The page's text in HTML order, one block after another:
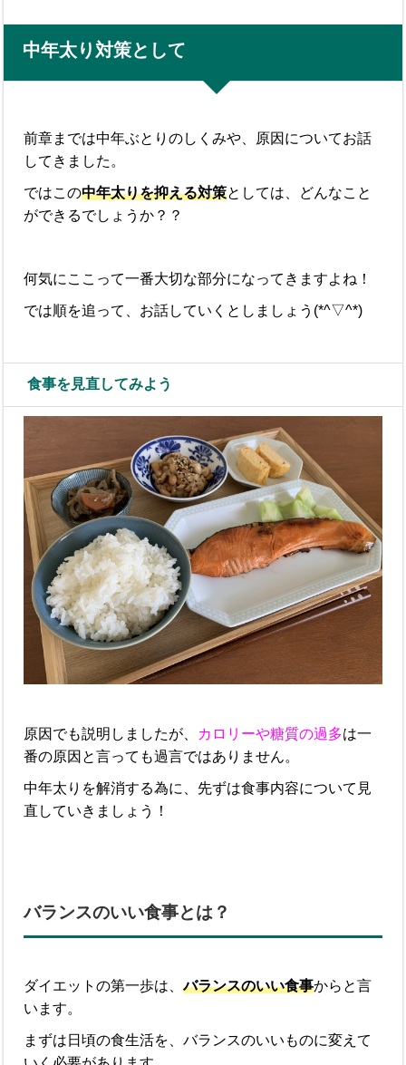
中年太り対策として
前章までは中年ぶとりのしくみや、原因についてお話
してきました。
ではこの中年太りを抑える対策としては、どんなこと
ができるでしょうか？？
何気にここって一番大切な部分になってきますよね！
では順を追って、お話していくとしましょう(*^▽^*)
食事を見直してみよう
原因でも説明しましたが、 カロリーや糖質の過多は一
番の原因と言っても過言ではありません。
中年太りを解消する為に、先ずは食事内容について見
直していきましょう！
バランスのいい食事とは？
ダイエットの第一歩は、バランスのいい食事からと言
います。
まずは日頃の食生活を、バランスのいいものに変えて